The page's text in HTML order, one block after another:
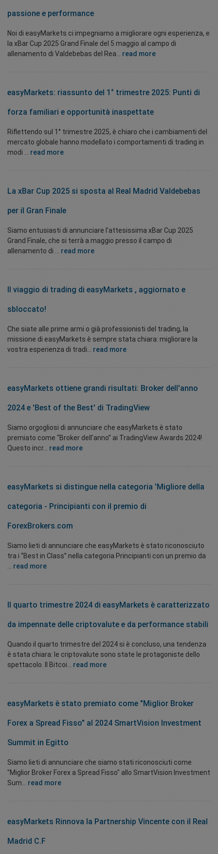
passione e performance
Noi di easyMarkets ci impegniamo a migliorare ogni esperienza, e
la xBar Cup 2025 Grand Finale del 5 maggio al campo di
allenamento di Valdebebas del Rea... read more
easyMarkets: riassunto del 1° trimestre 2025: Punti di
forza familiari e opportunità inaspettate
Riflettendo sul 1° trimestre 2025, è chiaro che i cambiamenti del
mercato globale hanno modellato i comportamenti di trading in
modi ... read more
La xBar Cup 2025 si sposta al Real Madrid Valdebebas
per il Gran Finale
Siamo entusiasti di annunciare l'attesissima xBar Cup 2025
Grand Finale, che si terrà a maggio presso il campo di
allenamento di ... read more
Il viaggio di trading di easyMarkets , aggiornato e
sbloccato!
Che siate alle prime armi o già professionisti del trading, la
missione di easyMarkets è sempre stata chiara: migliorare la
vostra esperienza di tradi... read more
easyMarkets ottiene grandi risultati: Broker dell'anno
2024 e 'Best of the Best' di TradingView
Siamo orgogliosi di annunciare che easyMarkets è stato
premiato come “Broker dell'anno” ai TradingView Awards 2024!
Questo incr... read more
easyMarkets si distingue nella categoria 'Migliore della
categoria - Principianti con il premio di
ForexBrokers.com
Siamo lieti di annunciare che easyMarkets è stato riconosciuto
tra i “Best in Class” nella categoria Principianti con un premio da
read more
Il quarto trimestre 2024 di easyMarkets è caratterizzato
da impennate delle criptovalute e da performance stabili
Quando il quarto trimestre del 2024 si è concluso, una tendenza
è stata chiara: le criptovalute sono state le protagoniste dello
spettacolo. Il Bitcoi... read more
easyMarkets è stato premiato come "Miglior Broker
Forex a Spread Fisso" al 2024 SmartVision Investment
Summit in Egitto
Siamo lieti di annunciare che siamo stati riconosciuti come
"Miglior Broker Forex a Spread Fisso" allo SmartVision Investment
Sum... read more
easyMarkets Rinnova la Partnership Vincente con il Real
Madrid C.F